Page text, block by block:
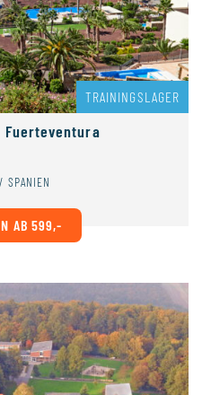
TRAININGSLAGER
SPANIEN
AB 599,-